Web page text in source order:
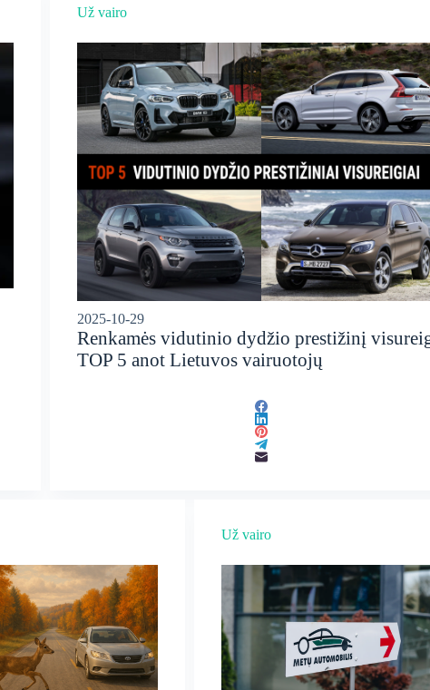
Už vairo
2025-10-29
Renkamės vidutinio dydžio prestižinį
TOP 5 anot Lietuvos vairuotojų
Už vairo